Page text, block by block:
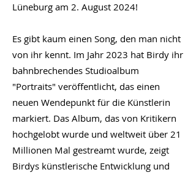
Lüneburg am 2. August 2024!
Es gibt kaum einen Song, den man nicht
von ihr kennt. Im Jahr 2023 hat Birdy ihr
bahnbrechendes Studioalbum
"Portraits" veröffentlicht, das einen
neuen Wendepunkt für die Künstlerin
markiert. Das Album, das von Kritikern
hochgelobt wurde und weltweit über 21
Millionen Mal gestreamt wurde, zeigt
Birdys künstlerische Entwicklung und